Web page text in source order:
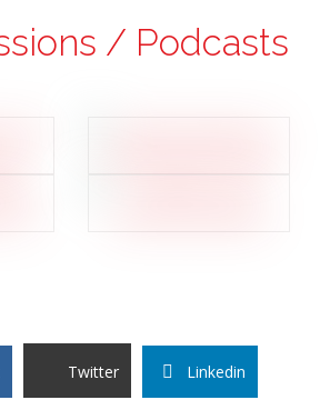
/ Podcasts
Twitter Linkedin